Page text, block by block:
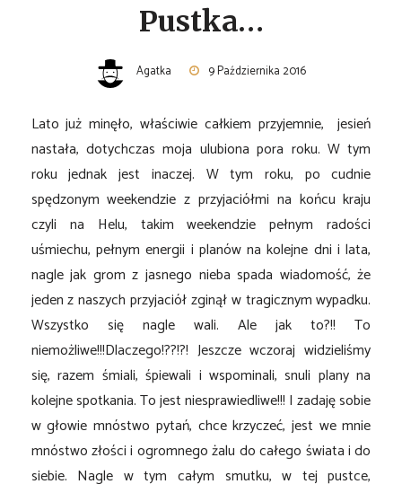
Pustka…
Agatka 9 Października 2016
Lato już minęło, właściwie całkiem przyjemnie, jesień
nastała, dotychczas moja ulubiona pora roku. W tym
roku jednak jest inaczej. W tym roku, po cudnie
spędzonym weekendzie z przyjaciółmi na końcu kraju
czyli na Helu, takim weekendzie pełnym radości
uśmiechu, pełnym energii i planów na kolejne dni i lata,
nagle jak grom z jasnego nieba spada wiadomość, że
jeden z naszych przyjaciół zginął w tragicznym wypadku.
Wszystko się nagle wali. Ale jak to?!! To
niemożliwe!!!Dlaczego!??!?! Jeszcze wczoraj widzieliśmy
się, razem śmiali, śpiewali i wspominali, snuli plany na
kolejne spotkania. To jest niesprawiedliwe!!! I zadaję sobie
w głowie mnóstwo pytań, chce krzyczeć, jest we mnie
mnóstwo złości i ogromnego żalu do całego świata i do
siebie. Nagle w tym całym smutku, w tej pustce,